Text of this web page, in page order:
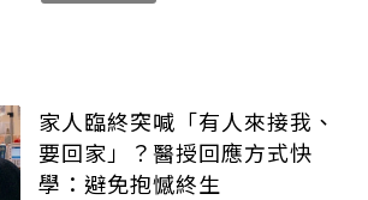
家人臨終突喊「有人來接我、
要回家」？醫授回應方式快
學：避免抱憾終生